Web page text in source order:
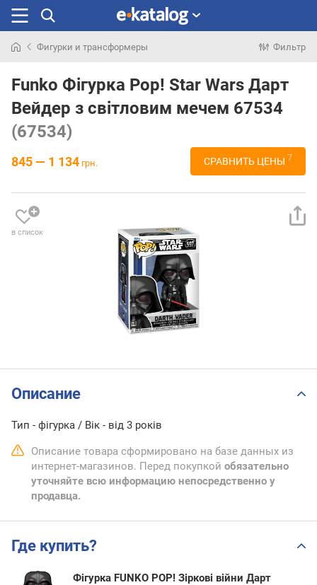
раньше
Фигурки и трансформеры Фильтр
Funko Фігурка Pop! Star Wars Дарт
Вейдер з світловим мечем 67534
(67534)
845 — 1 134 грн. СРАВНИТЬ ЦЕНЫ 7
в список
Описание
Тип - фігурка / Вік - від 3 років
Описание товара сформировано на базе данных из
интернет-магазинов. Перед покупкой обязательно
уточняйте всю информацию непосредственно у
продавца.
Где купить?
Фігурка FUNKO POP! Зіркові війни Дарт